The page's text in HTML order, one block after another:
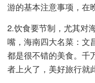
游的基本注意事项，在
2.饮食要节制，尤其对
嘴，海南四大名菜：文
都是很不错的美食。千
者上火了，美好旅行就